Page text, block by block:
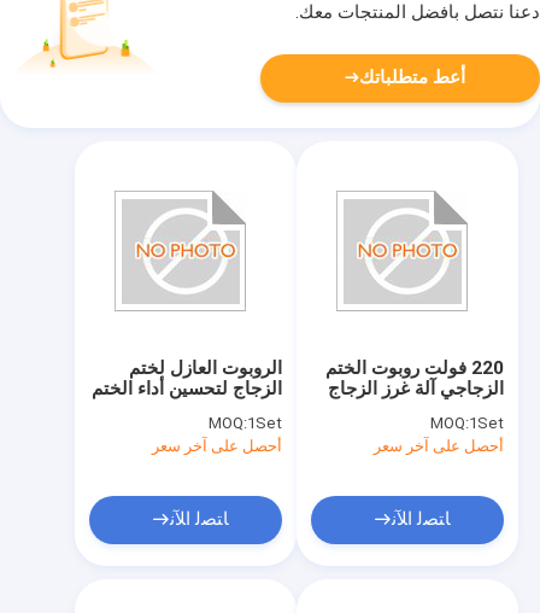
دعنا نتصل بأفضل المنتجات معك.
أعط متطلباتك
الروبوت العازل لختم
الزجاج لتحسين أداء الختم
MOQ:1Set
أحصل على آخر سعر
ﺎﺘﺼﻟ ﺍﻶﻧ
220 فولت روبوت الختم
الزجاجي آلة غرز الزجاج
MOQ:1Set
أحصل على آخر سعر
ﺎﺘﺼﻟ ﺍﻶﻧ